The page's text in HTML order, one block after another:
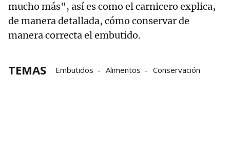
mucho más", así es como el carnicero explica,
de manera detallada, cómo conservar de
manera correcta el embutido.
TEMAS Embutidos Alimentos Conservación